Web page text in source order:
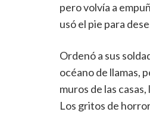
pero volvía a
usó el pie para
Ordenó a sus
océano de llamas,
muros de las
Los gritos de